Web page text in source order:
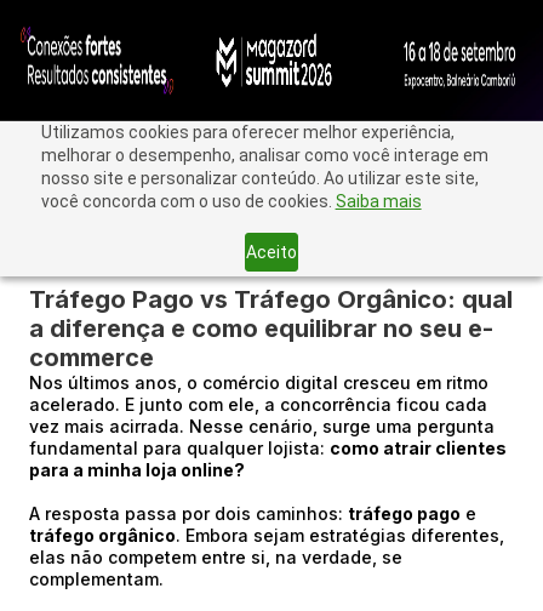
Utilizamos cookies para oferecer melhor experiência,
melhorar o desempenho, analisar como você interage em
nosso site e personalizar conteúdo. Ao utilizar este site,
você concorda com o uso de cookies. Saiba mais
Aceito
Tráfego Pago vs Tráfego Orgânico: qual
a diferença e como equilibrar no seu e-
commerce
Nos últimos anos, o comércio digital cresceu em ritmo
acelerado. E junto com ele, a concorrência ficou cada
vez mais acirrada. Nesse cenário, surge uma pergunta
fundamental para qualquer lojista: como atrair clientes
para a minha loja online?
A resposta passa por dois caminhos: tráfego pago e
tráfego orgânico. Embora sejam estratégias diferentes,
elas não competem entre si, na verdade, se
complementam.